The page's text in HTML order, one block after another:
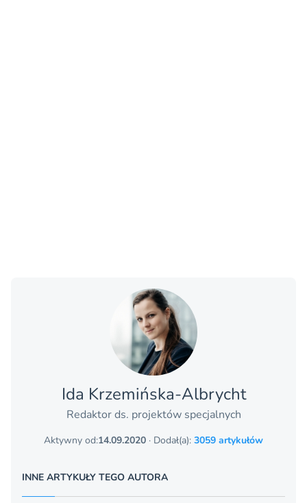
Ida Krzemińska-Albrycht
Redaktor ds. projektów specjalnych
Aktywny od:14.09.2020 · Dodał(a): 3059 artykułów
INNE ARTYKUŁY TEGO AUTORA